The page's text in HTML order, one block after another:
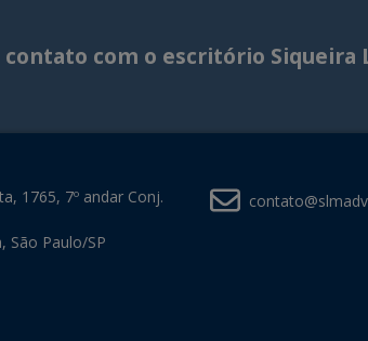
com o escritório Siqueira
1765, 7º andar Conj.
São Paulo/SP